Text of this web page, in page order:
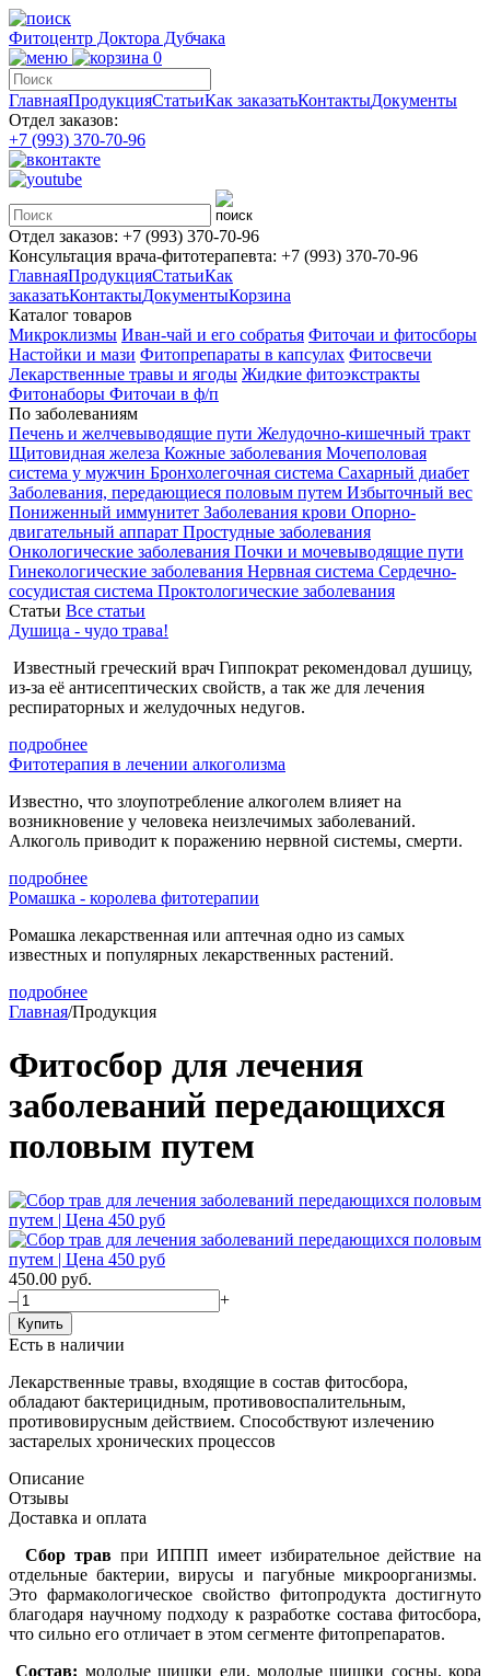
Фитоцентр Доктора Дубчака
0
ГлавнаяПродукцияСтатьиКак заказатьКонтактыДокументы
Отдел заказов:
+7 (993) 370-70-96
Отдел заказов: +7 (993) 370-70-96
Консультация врача-фитотерапевта: +7 (993) 370-70-96
ГлавнаяПродукцияСтатьиКак
заказатьКонтактыДокументыКорзина
Каталог товаров
Микроклизмы Иван-чай и его собратья Фиточаи и фитосборы
Настойки и мази Фитопрепараты в капсулах Фитосвечи
Лекарственные травы и ягоды Жидкие фитоэкстракты
Фитонаборы Фиточаи в ф/п
По заболеваниям
Печень и желчевыводящие пути Желудочно-кишечный тракт
Щитовидная железа Кожные заболевания Мочеполовая
система у мужчин Бронхолегочная система Сахарный диабет
Заболевания, передающиеся половым путем Избыточный вес
Пониженный иммунитет Заболевания крови Опорно-
двигательный аппарат Простудные заболевания
Онкологические заболевания Почки и мочевыводящие пути
Гинекологические заболевания Нервная система Сердечно-
сосудистая система Проктологические заболевания
Статьи Все статьи
Душица - чудо трава!
Известный греческий врач Гиппократ рекомендовал душицу,
из-за её антисептических свойств, а так же для лечения
респираторных и желудочных недугов.
подробнее
Фитотерапия в лечении алкоголизма
Известно, что злоупотребление алкоголем влияет на
возникновение у человека неизлечимых заболеваний.
Алкоголь приводит к поражению нервной системы, смерти.
подробнее
Ромашка - королева фитотерапии
Ромашка лекарственная или аптечная одно из самых
известных и популярных лекарственных растений.
подробнее
Главная/Продукция
Фитосбор для лечения
заболеваний передающихся
половым путем
450.00 руб.
–
+
Купить
Есть в наличии
Лекарственные травы, входящие в состав фитосбора,
обладают бактерицидным, противовоспалительным,
противовирусным действием. Способствуют излечению
застарелых хронических процессов
Описание
Отзывы
Доставка и оплата
Сбор трав при ИППП имеет избирательное действие на
отдельные бактерии, вирусы и пагубные микроорганизмы.
Это фармакологическое свойство фитопродукта достигнуто
благодаря научному подходу к разработке состава фитосбора,
что сильно его отличает в этом сегменте фитопрепаратов.
Состав: молодые шишки ели, молодые шишки сосны, кора